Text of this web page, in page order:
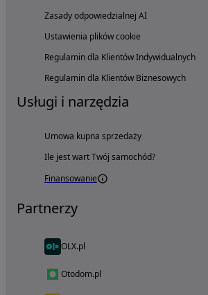
Zasady odpowiedzialnej AI
Ustawienia plików cookie
Regulamin dla Klientów Indywidualnych
Regulamin dla Klientów Biznesowych
Usługi i narzędzia
Umowa kupna sprzedaży
Ile jest wart Twój samochód?
Finansowanie
Partnerzy
OLX.pl
Otodom.pl